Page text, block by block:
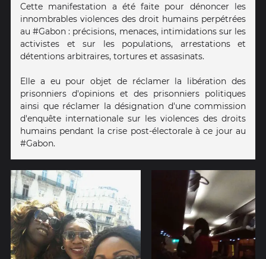
Cette manifestation a été faite pour dénoncer les
innombrables violences des droit humains perpétrées
au #Gabon : précisions, menaces, intimidations sur les
activistes et sur les populations, arrestations et
détentions arbitraires, tortures et assasinats.
Elle a eu pour objet de réclamer la libération des
prisonniers d'opinions et des prisonniers politiques
ainsi que réclamer la désignation d'une commission
d'enquête internationale sur les violences des droits
humains pendant la crise post-électorale à ce jour au
#Gabon.